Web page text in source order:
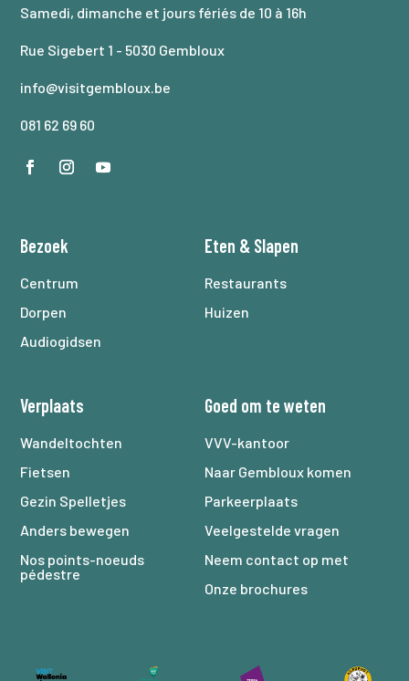
Samedi, dimanche et jours fériés de 10 à 16h
Rue Sigebert 1 - 5030 Gembloux
info@visitgembloux.be
081 62 69 60
Bezoek
Centrum
Dorpen
Audiogidsen
Eten & Slapen
Restaurants
Huizen
Verplaats
Wandeltochten
Fietsen
Gezin Spelletjes
Anders bewegen
Nos points-noeuds
pédestre
Goed om te weten
VVV-kantoor
Naar Gembloux komen
Parkeerplaats
Veelgestelde vragen
Neem contact op met
Onze brochures